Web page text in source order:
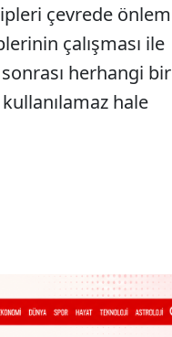
çevrede önlem
çalışması ile
herhangi bir
hale